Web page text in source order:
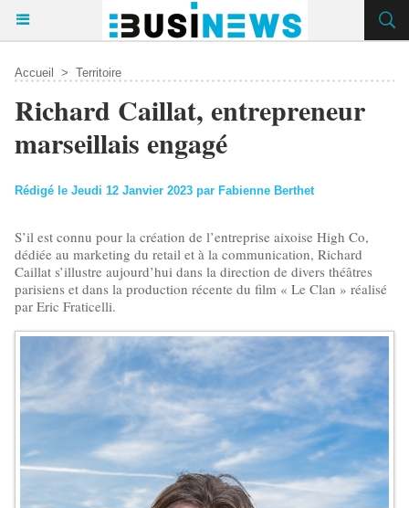
Accueil > Territoire
Richard Caillat, entrepreneur
marseillais engagé
Rédigé le Jeudi 12 Janvier 2023 par Fabienne Berthet
S’il est connu pour la création de l’entreprise aixoise High Co,
dédiée au marketing du retail et à la communication, Richard
Caillat s’illustre aujourd’hui dans la direction de divers théâtres
parisiens et dans la production récente du film « Le Clan » réalisé
par Eric Fraticelli.